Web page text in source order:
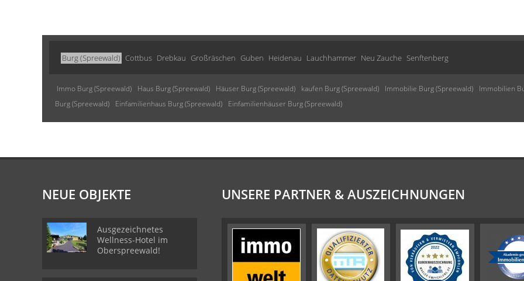
Burg (Spreewald) Cottbus Drebkau Großräschen Guben Heidenau Lauchhammer Neu Zauche Senftenberg
Immo Burg (Spreewald) Haus Burg (Spreewald) Häuser Burg (Spreewald) kaufen Burg (Spreewald) Immobilie Burg (Spreewald) Immobilien
Burg (Spreewald)
Einfamilienhaus Burg (Spreewald) Einfamilienhäuser Burg (Spreewald)
NEUE OBJEKTE
Ausgezeichnetes
Wellness-Hotel im
Oberspreewald!
UNSERE PARTNER & AUSZEICHNUNGEN